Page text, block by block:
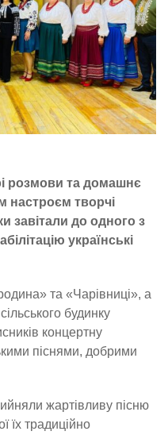
розмови та домашнє
настроєм творчі
завітали до одного з
українські
та «Чарівниці», а
будинку
концертну
піснями, добрими
жартівливу пісню
їх традиційно